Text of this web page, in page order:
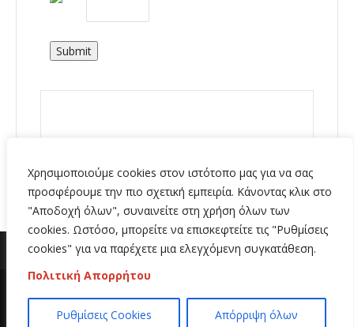
Χρησιμοποιούμε cookies στον ιστότοπο μας για να σας
προσφέρουμε την πιο σχετική εμπειρία. Κάνοντας κλικ στο
"Αποδοχή όλων", συναινείτε στη χρήση όλων των
cookies. Ωστόσο, μπορείτε να επισκεφτείτε τις "Ρυθμίσεις
cookies" για να παρέχετε μια ελεγχόμενη συγκατάθεση.
Πολιτική Απορρήτου
Ρυθμίσεις Cookies Απόρριψη όλων
Submit
Copyright 2020 | All Rights Reserved | Κατασκευή
ιστοσελίδων
Hi Web